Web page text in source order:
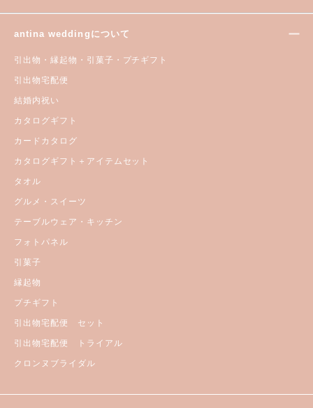
antina weddingについて
引出物・縁起物・引菓子・プチギフト
引出物宅配便
結婚内祝い
カタログギフト
カードカタログ
カタログギフト＋アイテムセット
タオル
グルメ・スイーツ
テーブルウェア・キッチン
フォトパネル
引菓子
縁起物
プチギフト
引出物宅配便 セット
引出物宅配便 トライアル
クロンヌブライダル